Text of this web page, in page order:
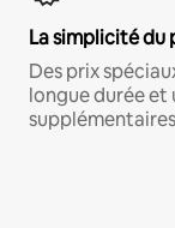
La simplicité du
Des prix
longue durée et